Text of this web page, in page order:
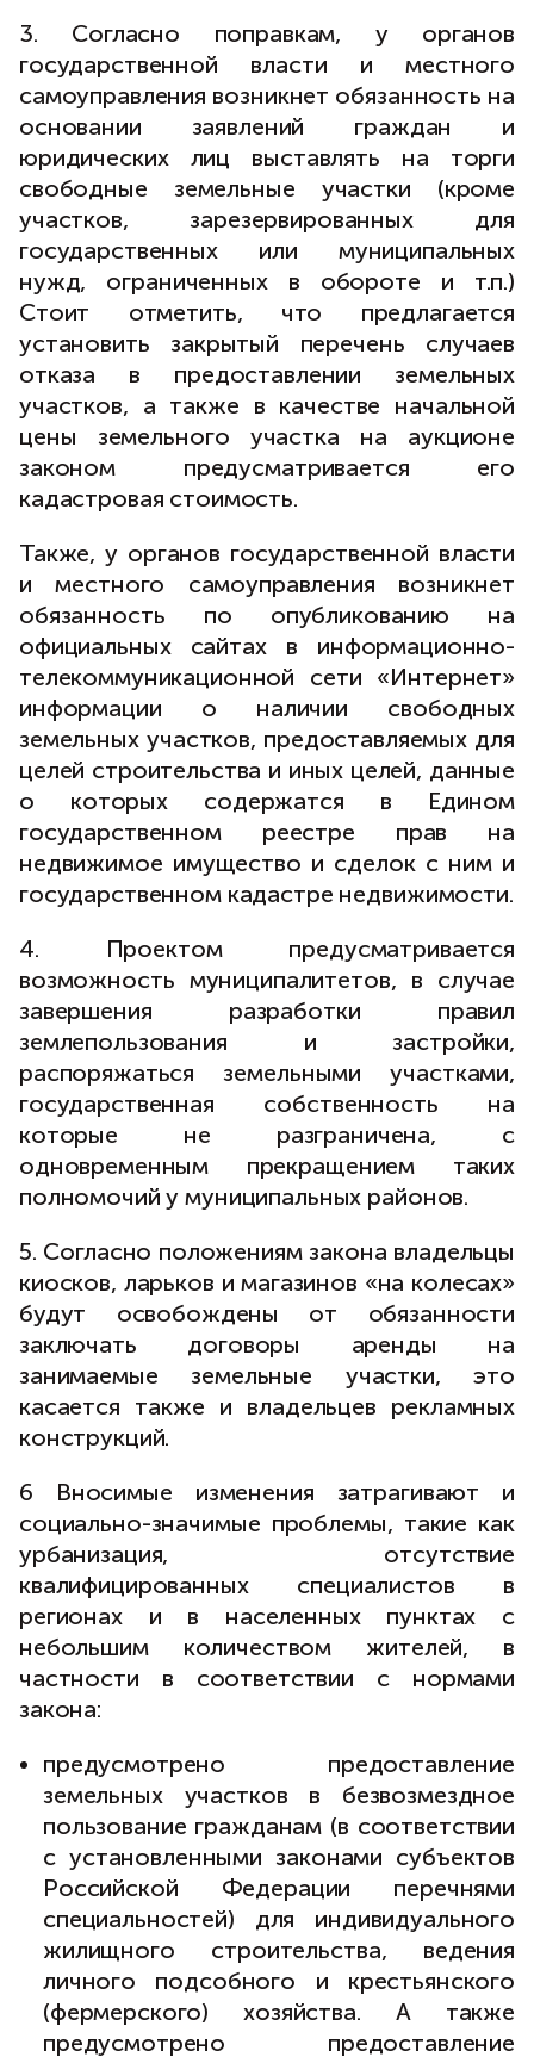
3. Согласно поправкам, у органов
государственной власти и местного
самоуправления возникнет обязанность на
основании заявлений граждан и
юридических лиц выставлять на торги
свободные земельные участки (кроме
участков, зарезервированных для
государственных или муниципальных
нужд, ограниченных в обороте и т.п.)
Стоит отметить, что предлагается
установить закрытый перечень случаев
отказа в предоставлении земельных
участков, а также в качестве начальной
цены земельного участка на аукционе
законом предусматривается его
кадастровая стоимость.
Также, у органов государственной власти
и местного самоуправления возникнет
обязанность по опубликованию на
официальных сайтах в информационно-
телекоммуникационной сети «Интернет»
информации о наличии свободных
земельных участков, предоставляемых для
целей строительства и иных целей, данные
о которых содержатся в Едином
государственном реестре прав на
недвижимое имущество и сделок с ним и
государственном кадастре недвижимости.
4. Проектом предусматривается
возможность муниципалитетов, в случае
завершения разработки правил
землепользования и застройки,
распоряжаться земельными участками,
государственная собственность на
которые не разграничена, с
одновременным прекращением таких
полномочий у муниципальных районов.
5. Согласно положениям закона владельцы
киосков, ларьков и магазинов «на колесах»
будут освобождены от обязанности
заключать договоры аренды на
занимаемые земельные участки, это
касается также и владельцев рекламных
конструкций.
6 Вносимые изменения затрагивают и
социально-значимые проблемы, такие как
урбанизация, отсутствие
квалифицированных специалистов в
регионах и в населенных пунктах с
небольшим количеством жителей, в
частности в соответствии с нормами
закона:
предусмотрено предоставление
земельных участков в безвозмездное
пользование гражданам (в соответствии
с установленными законами субъектов
Российской Федерации перечнями
специальностей) для индивидуального
жилищного строительства, ведения
личного подсобного и крестьянского
(фермерского) хозяйства. А также
предусмотрено предоставление